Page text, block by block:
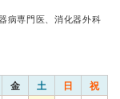
病専門医、消化器外科
金 土 日 祝